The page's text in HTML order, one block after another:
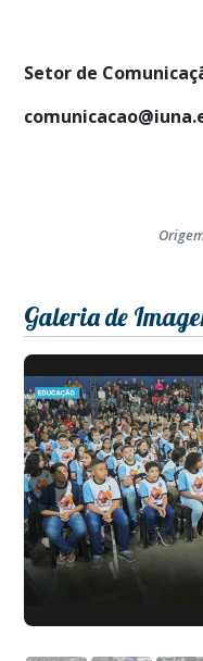
Setor de
Galeria de